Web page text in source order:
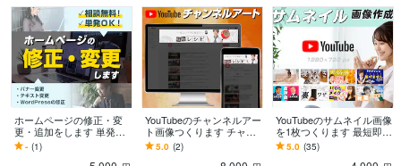
得意分野
デザイン制作 Webページデザイン
Web制作・Webマ
ホームページの修正・変
更・追加をします 単発O
K・相談無料！WordPress
サイトの修正・改善★
- (1)
YouTubeのチャンネルアー
ト画像つくります チャン
ネルページの個性が活き
るヘッダー画像を作成！
5.0 (2)
YouTubeのサムネイル画像
を1枚つくります 最短即日
～3日以内に納品♪リクエ
スト通り作成【修正2回O
5.0 (35)